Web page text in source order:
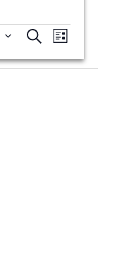
Recherche
navigation
Recherche
de
vues
Liste